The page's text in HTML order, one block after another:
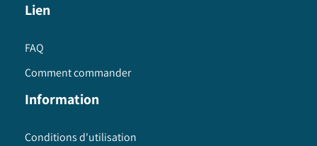
Lien
FAQ
Comment commander
Information
Conditions d'utilisation